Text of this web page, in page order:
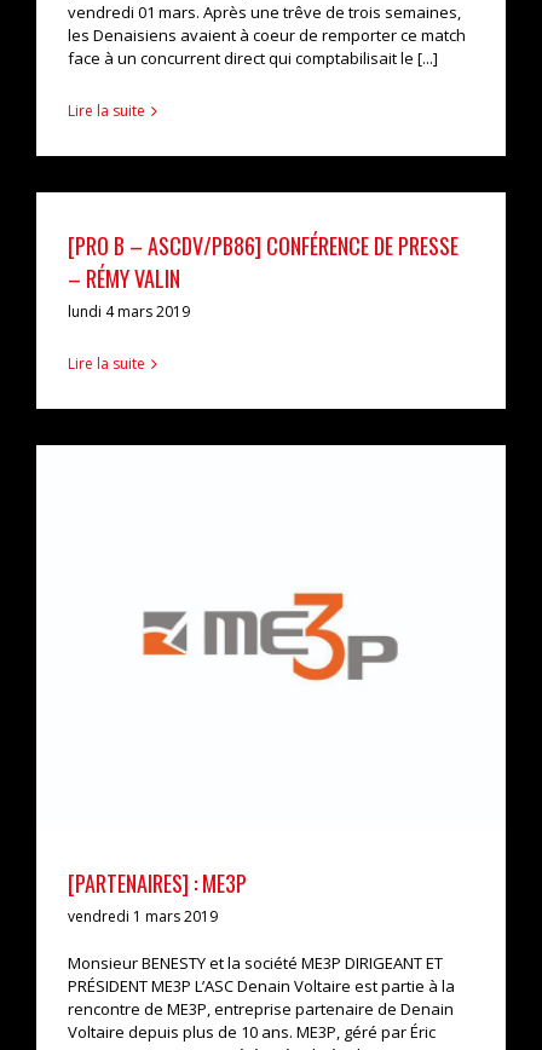
vendredi 01 mars. Après une trêve de trois semaines,
les Denaisiens avaient à coeur de remporter ce match
face à un concurrent direct qui comptabilisait le [...]
Lire la suite
[PRO B – ASCDV/PB86] CONFÉRENCE DE PRESSE
– RÉMY VALIN
lundi 4 mars 2019
Lire la suite
[PARTENAIRES] : ME3P
interview
[PARTENAIRES] : ME3P
vendredi 1 mars 2019
Monsieur BENESTY et la société ME3P DIRIGEANT ET
PRÉSIDENT ME3P L’ASC Denain Voltaire est partie à la
rencontre de ME3P, entreprise partenaire de Denain
Voltaire depuis plus de 10 ans. ME3P, géré par Éric